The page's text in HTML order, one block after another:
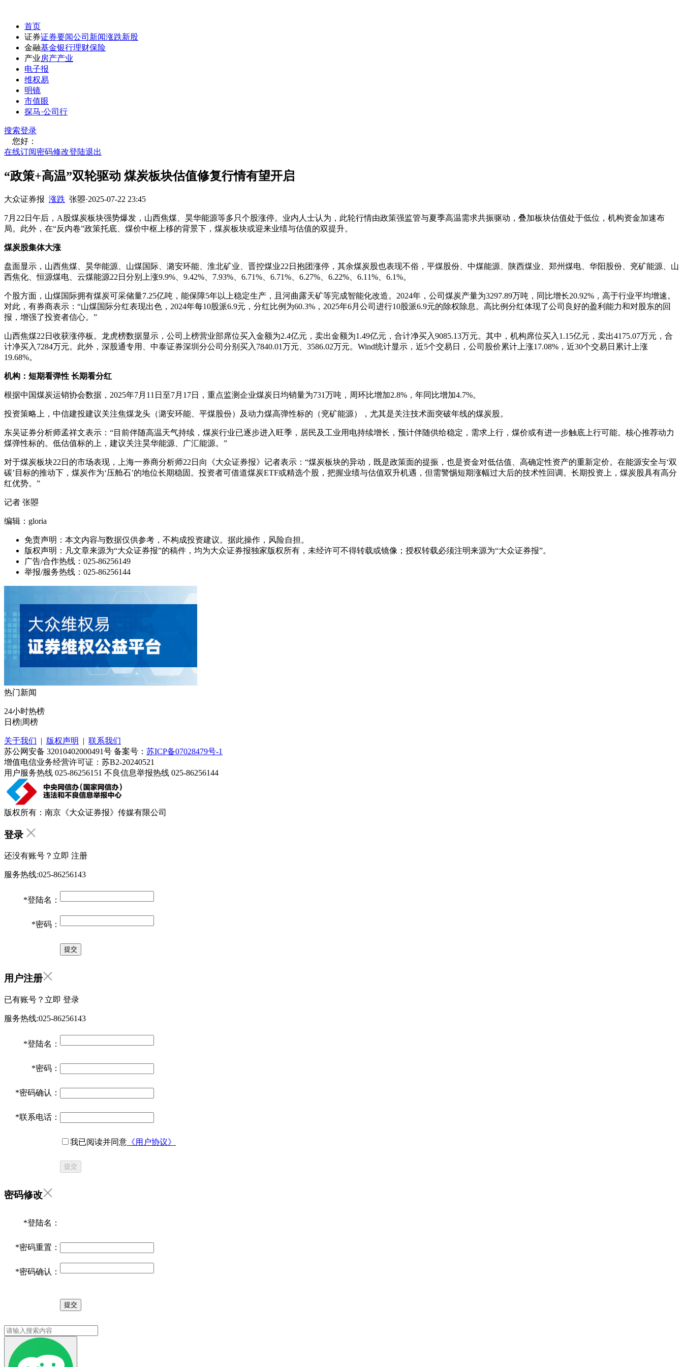
首页
证券证券要闻公司新闻涨跌新股
金融基金银行理财保险
产业房产产业
电子报
维权易
明镜
市值眼
探马·公司行
搜索登录
您好：
在线订阅密码修改登陆退出
“政策+高温”双轮驱动 煤炭板块估值修复行情有望开启
大众证券报 涨跌 张曌·2025-07-22 23:45
7月22日午后，A股煤炭板块强势爆发，山西焦煤、昊华能源等多只个股涨停。业内人士认为，此轮行情由政策强监管与夏季高温需求共振驱动，叠加板块估值处于低位，机构资金加速布
局。此外，在“反内卷”政策托底、煤价中枢上移的背景下，煤炭板块或迎来业绩与估值的双提升。
煤炭股集体大涨
盘面显示，山西焦煤、昊华能源、山煤国际、潞安环能、淮北矿业、晋控煤业22日抱团涨停，其余煤炭股也表现不俗，平煤股份、中煤能源、陕西煤业、郑州煤电、华阳股份、兖矿能源、山
西焦化、恒源煤电、云煤能源22日分别上涨9.9%、9.42%、7.93%、6.71%、6.71%、6.27%、6.22%、6.11%、6.1%。
个股方面，山煤国际拥有煤炭可采储量7.25亿吨，能保障5年以上稳定生产，且河曲露天矿等完成智能化改造。2024年，公司煤炭产量为3297.89万吨，同比增长20.92%，高于行业平均增速。
对此，有券商表示：“山煤国际分红表现出色，2024年每10股派6.9元，分红比例为60.3%，2025年6月公司进行10股派6.9元的除权除息。高比例分红体现了公司良好的盈利能力和对股东的回
报，增强了投资者信心。”
山西焦煤22日收获涨停板。龙虎榜数据显示，公司上榜营业部席位买入金额为2.4亿元，卖出金额为1.49亿元，合计净买入9085.13万元。其中，机构席位买入1.15亿元，卖出4175.07万元，合
计净买入7284万元。此外，深股通专用、中泰证券深圳分公司分别买入7840.01万元、3586.02万元。Wind统计显示，近5个交易日，公司股价累计上涨17.08%，近30个交易日累计上涨
19.68%。
机构：短期看弹性 长期看分红
根据中国煤炭运销协会数据，2025年7月11日至7月17日，重点监测企业煤炭日均销量为731万吨，周环比增加2.8%，年同比增加4.7%。
投资策略上，中信建投建议关注焦煤龙头（潞安环能、平煤股份）及动力煤高弹性标的（兖矿能源），尤其是关注技术面突破年线的煤炭股。
东吴证券分析师孟祥文表示：“目前伴随高温天气持续，煤炭行业已逐步进入旺季，居民及工业用电持续增长，预计伴随供给稳定，需求上行，煤价或有进一步触底上行可能。核心推荐动力
煤弹性标的。低估值标的上，建议关注昊华能源、广汇能源。”
对于煤炭板块22日的市场表现，上海一券商分析师22日向《大众证券报》记者表示：“煤炭板块的异动，既是政策面的提振，也是资金对低估值、高确定性资产的重新定价。在能源安全与‘双
碳’目标的推动下，煤炭作为‘压舱石’的地位长期稳固。投资者可借道煤炭ETF或精选个股，把握业绩与估值双升机遇，但需警惕短期涨幅过大后的技术性回调。长期投资上，煤炭股具有高分
红优势。”
记者 张曌
编辑：gloria
免责声明：本文内容与数据仅供参考，不构成投资建议。据此操作，风险自担。
版权声明：凡文章来源为“大众证券报”的稿件，均为大众证券报独家版权所有，未经许可不得转载或镜像；授权转载必须注明来源为“大众证券报”。
广告/合作热线：025-86256149
举报/服务热线：025-86256144
热门新闻
24小时热榜
日榜|周榜
关于我们 | 版权声明 | 联系我们
苏公网安备 32010402000491号 备案号： 苏ICP备07028479号-1
增值电信业务经营许可证：苏B2-20240521
用户服务热线 025-86256151 不良信息举报热线 025-86256144
版权所有：南京《大众证券报》传媒有限公司
登录
还没有账号？立即 注册
服务热线:025-86256143
*登陆名：
*密码：
用户注册
已有账号？立即 登录
服务热线:025-86256143
*登陆名：
*密码：
*密码确认：
*联系电话：
我已阅读并同意 《用户协议》
提交
密码修改
*登陆名：
*密码重置：
*密码确认：